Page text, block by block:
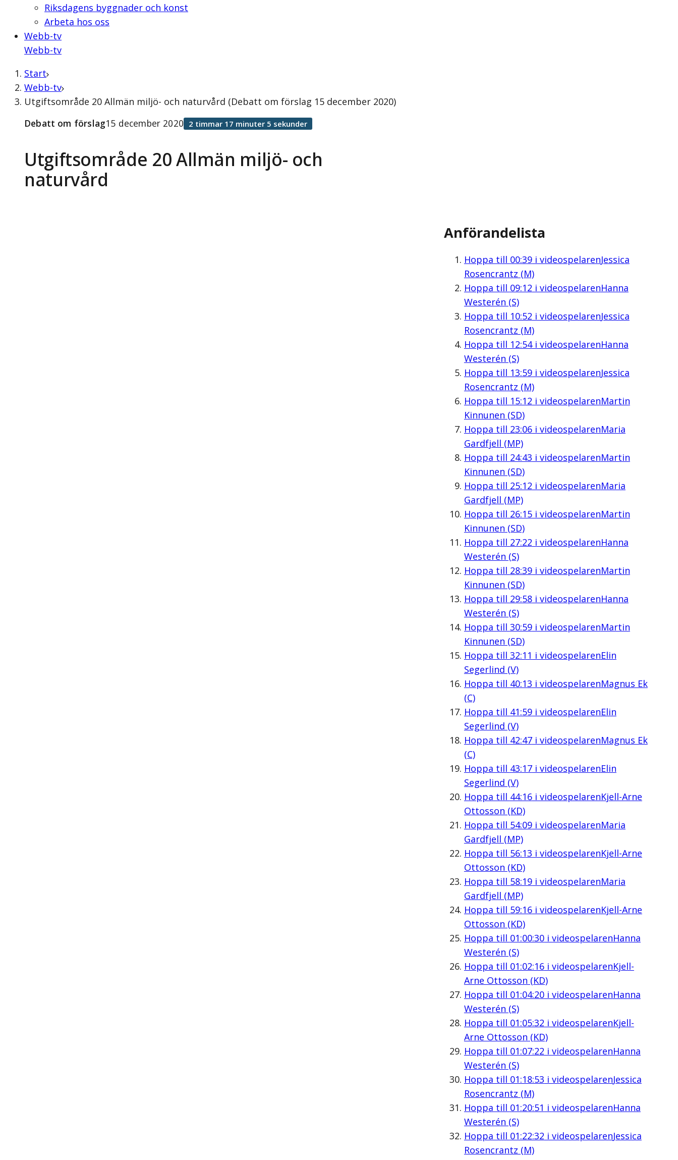
Riksdagens byggnader och konst
Arbeta hos oss
Webb-tv
Webb-tv
Start
Webb-tv
Utgiftsområde 20 Allmän miljö- och naturvård (Debatt om förslag 15 december 2020)
Utgiftsområde 20 Allmän miljö- och
naturvård
Debatt om förslag15 december 2020 2 timmar 17 minuter 5 sekunder
Anförandelista
Hoppa till 00:39i videospelarenJessica
Rosencrantz (M)
Hoppa till 09:12 i videospelarenHanna
Westerén (S)
Hoppa till 10:52 i videospelarenJessica
Rosencrantz (M)
Hoppa till 12:54i videospelarenHanna
Westerén (S)
Hoppa till 13:59i videospelarenJessica
Rosencrantz (M)
Hoppa till 15:12 i videospelarenMartin
Kinnunen (SD)
Hoppa till 23:06i videospelarenMaria
Gardfjell (MP)
Hoppa till 24:43 i videospelarenMartin
Kinnunen (SD)
Hoppa till 25:12 i videospelarenMaria
Gardfjell (MP)
Hoppa till 26:15i videospelarenMartin
Kinnunen (SD)
Hoppa till 27:22 i videospelarenHanna
Westerén (S)
Hoppa till 28:39i videospelarenMartin
Kinnunen (SD)
Hoppa till 29:58i videospelarenHanna
Westerén (S)
Hoppa till 30:59i videospelarenMartin
Kinnunen (SD)
Hoppa till 32:11 i videospelarenElin
Segerlind (V)
Hoppa till 40:13 i videospelarenMagnus Ek
(C)
Hoppa till 41:59i videospelarenElin
Segerlind (V)
Hoppa till 42:47i videospelarenMagnus Ek
(C)
Hoppa till 43:17i videospelarenElin
Segerlind (V)
Hoppa till 44:16i videospelarenKjell-Arne
Ottosson (KD)
Hoppa till 54:09i videospelarenMaria
Gardfjell (MP)
Hoppa till 56:13 i videospelarenKjell-Arne
Ottosson (KD)
Hoppa till 58:19i videospelarenMaria
Gardfjell (MP)
Hoppa till 59:16i videospelarenKjell-Arne
Ottosson (KD)
Hoppa till 01:00:30i videospelarenHanna
Westerén (S)
Hoppa till 01:02:16i videospelarenKjell-
Arne Ottosson (KD)
Hoppa till 01:04:20i videospelarenHanna
Westerén (S)
Hoppa till 01:05:32 i videospelarenKjell-
Arne Ottosson (KD)
Hoppa till 01:07:22 i videospelarenHanna
Westerén (S)
Hoppa till 01:18:53 i videospelarenJessica
Rosencrantz (M)
Hoppa till 01:20:51 i videospelarenHanna
Westerén (S)
Hoppa till 01:22:32 i videospelarenJessica
Rosencrantz (M)